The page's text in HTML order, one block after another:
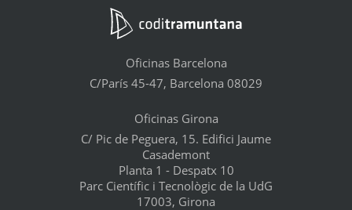
Oficinas Barcelona
C/París 45-47, Barcelona 08029
Oficinas Girona
C/ Pic de Peguera, 15. Edifici Jaume
Casademont
Planta 1 - Despatx 10
Parc Científic i Tecnològic de la UdG
17003, Girona